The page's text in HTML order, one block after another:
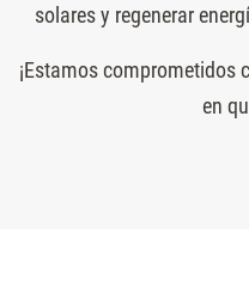
solares y regenerar
¡Estamos comprometidos
en